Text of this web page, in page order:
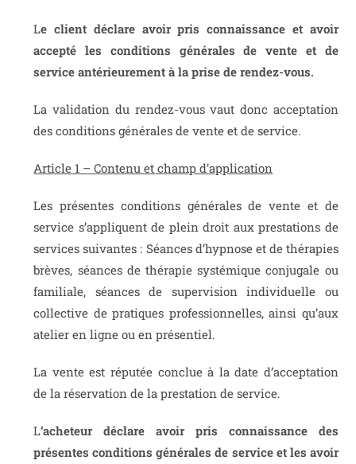
Le client déclare avoir pris connaissance et avoir
accepté les conditions générales de vente et de
service antérieurement à la prise de rendez-vous.
La validation du rendez-vous vaut donc acceptation
des conditions générales de vente et de service.
Article 1 – Contenu et champ d’application
Les présentes conditions générales de vente et de
service s’appliquent de plein droit aux prestations de
services suivantes : Séances d’hypnose et de thérapies
brèves, séances de thérapie systémique conjugale ou
familiale, séances de supervision individuelle ou
collective de pratiques professionnelles, ainsi qu’aux
atelier en ligne ou en présentiel.
La vente est réputée conclue à la date d’acceptation
de la réservation de la prestation de service.
L‘acheteur déclare avoir pris connaissance des
présentes conditions générales de service et les avoir